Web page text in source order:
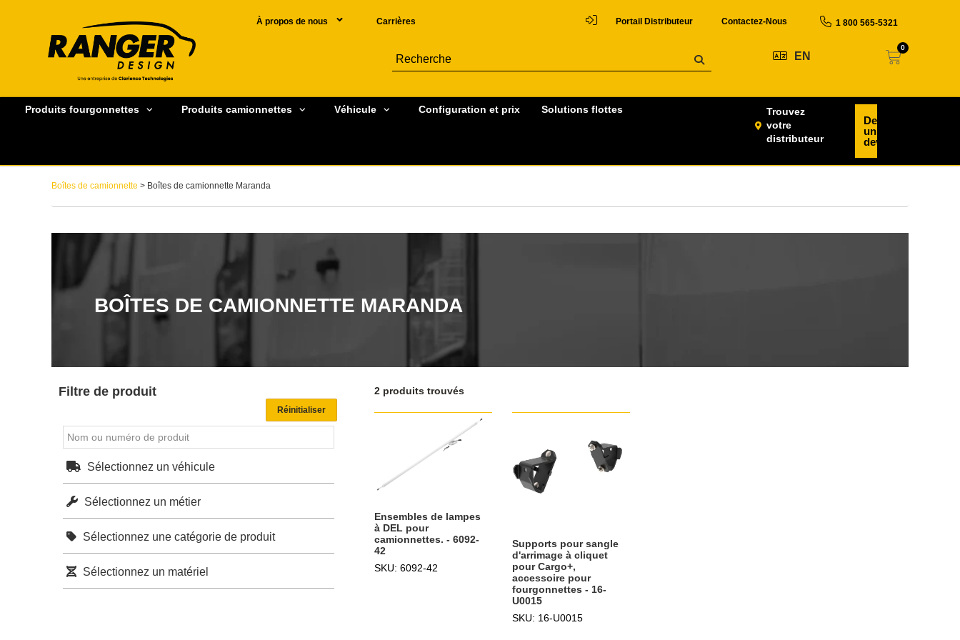
À propos de nous Carrières Portail Distributeur Contactez-Nous 1 800 565-5321
EN
0
Produits fourgonnettes Produits camionnettes Véhicule Configuration et prix Solutions flottes
Trouvez
votre
distributeur
Demander
un
devis
Boîtes de camionnette > Boîtes de camionnette Maranda
BOÎTES DE CAMIONNETTE MARANDA
2 produits trouvés
Ensembles de lampes
à DEL pour
camionnettes. - 6092-
42
SKU: 6092-42
Supports pour sangle
d'arrimage à cliquet
pour Cargo+,
accessoire pour
fourgonnettes - 16-
U0015
SKU: 16-U0015
Filtre de produit
Sélectionnez un véhicule
Sélectionnez un métier
Sélectionnez une catégorie de produit
Sélectionnez un matériel